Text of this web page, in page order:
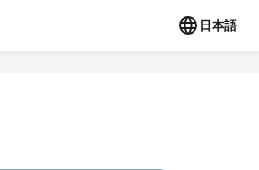
日本語